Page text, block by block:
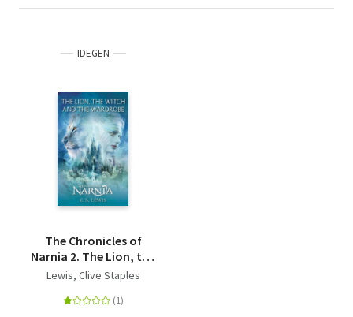
IDEGEN
The Chronicles of
Narnia 2. The Lion, the
Witch and the
Lewis, Clive Staples